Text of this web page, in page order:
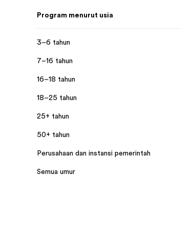
Program menurut usia
3–6 tahun
7–16 tahun
16–18 tahun
18–25 tahun
25+ tahun
50+ tahun
Perusahaan dan instansi pemerintah
Semua umur